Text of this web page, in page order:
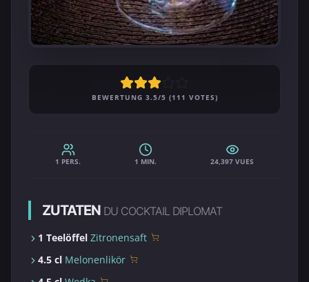
BEWERTUNG 3.5/5 (111 VOTES)
1 PERS. 1 MIN. 24,397 VUES
ZUTATEN DU COCKTAIL DIPLOMAT
1 Teelöffel Zitronensaft
4.5 cl Melonenlikör